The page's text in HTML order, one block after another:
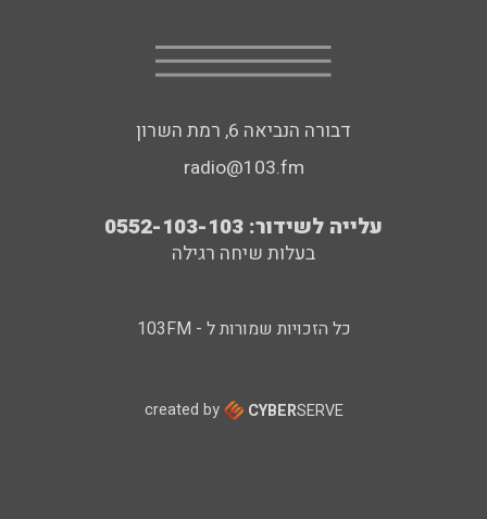
דבורה הנביאה 6, רמת השרון
radio@103.fm
עלייה לשידור: 0552-103-103
בעלות שיחה רגילה
כל הזכויות שמורות ל - 103FM
created by CYBERSERVE